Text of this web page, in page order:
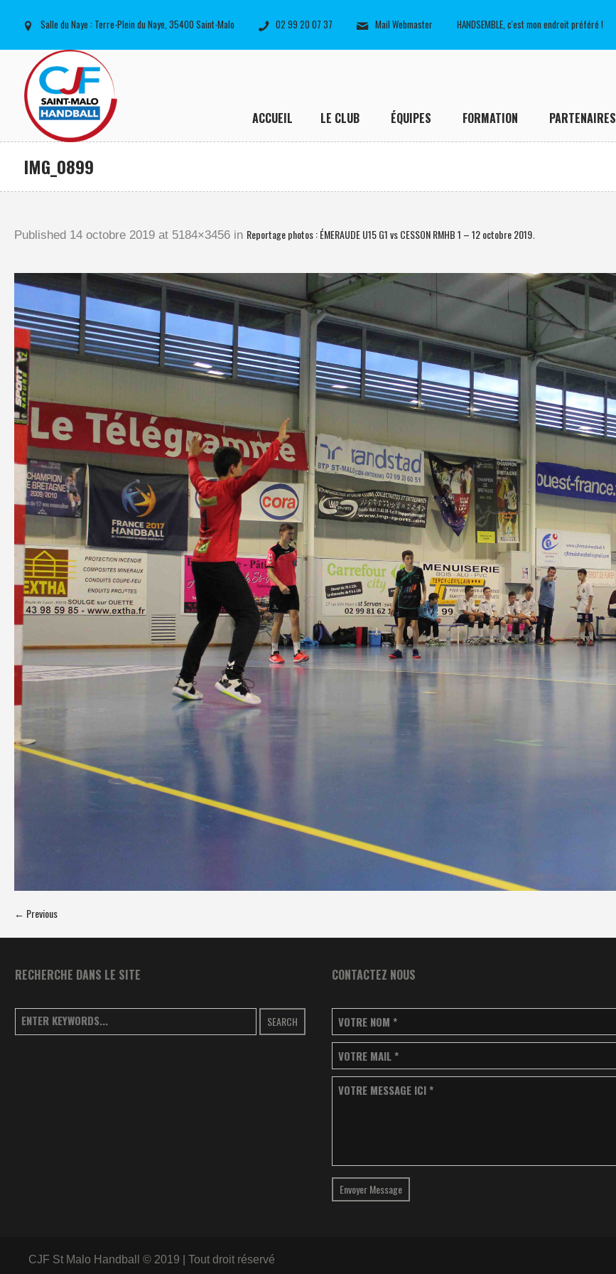
Salle du Naye : Terre-Plein du Naye, 35400 Saint-Malo 02 99 20 07 37 Mail Webmaster HANDSEMBLE, c'est mon endroit préféré !
ACCUEIL LE CLUB ÉQUIPES FORMATION PARTENAIRES
IMG_0899
Published 14 octobre 2019 at 5184×3456 in Reportage photos : ÉMERAUDE U15 G1 vs CESSON RMHB 1 – 12 octobre 2019.
← Previous
RECHERCHE DANS LE SITE
SEARCH
CONTACTEZ NOUS
VOTRE NOM *
VOTRE MAIL *
VOTRE MESSAGE ICI *
Envoyer Message
CJF St Malo Handball © 2019 | Tout droit réservé